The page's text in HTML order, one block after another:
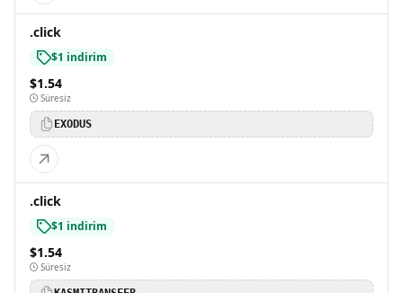
.click
$1 indirim
$1.54
Süresiz
EXODUS
.click
$1 indirim
$1.54
Süresiz